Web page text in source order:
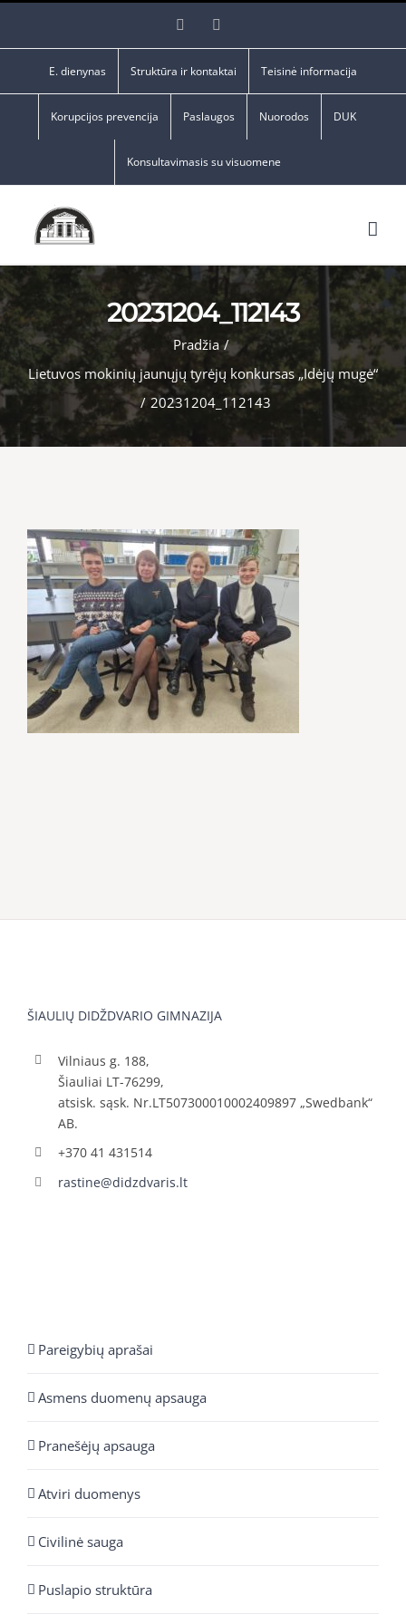
Facebook
E. dienynas Struktūra ir kontaktai Teisinė informacija
Korupcijos prevencija Paslaugos Nuorodos DUK
Konsultavimasis su visuomene
20231204_112143
Pradžia /
Lietuvos mokinių jaunųjų tyrėjų konkursas „Idėjų mugė“
/ 20231204_112143
ŠIAULIŲ DIDŽDVARIO GIMNAZIJA
Vilniaus g. 188,
Šiauliai LT-76299,
atsisk. sąsk. Nr.LT507300010002409897 „Swedbank“
AB.
+370 41 431514
rastine@didzdvaris.lt
Pareigybių aprašai
Asmens duomenų apsauga
Pranešėjų apsauga
Atviri duomenys
Civilinė sauga
Puslapio struktūra